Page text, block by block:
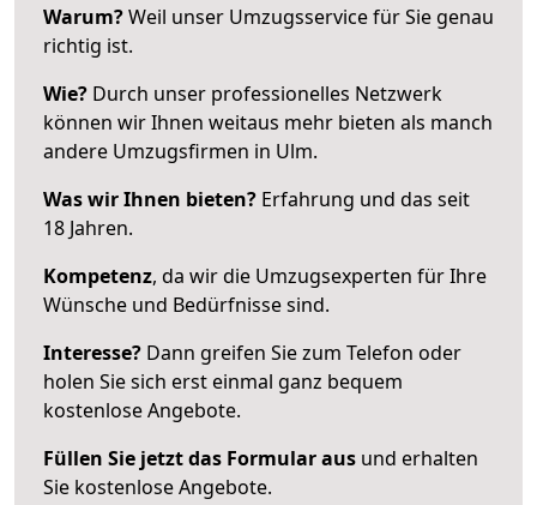
Warum?Weil unser Umzugsservice für Sie genau
richtig ist.
Wie? Durch unser professionelles Netzwerk
können wir Ihnen weitaus mehr bieten als manch
andere Umzugsfirmen in Ulm.
Was wir Ihnen bieten? Erfahrung und das seit
18 Jahren.
Kompetenz, da wir die Umzugsexperten für Ihre
Wünsche und Bedürfnisse sind.
Interesse? Dann greifen Sie zum Telefon oder
holen Sie sich erst einmal ganz bequem
kostenlose Angebote.
Füllen Sie jetzt das Formular aus und erhalten
Sie kostenlose Angebote.